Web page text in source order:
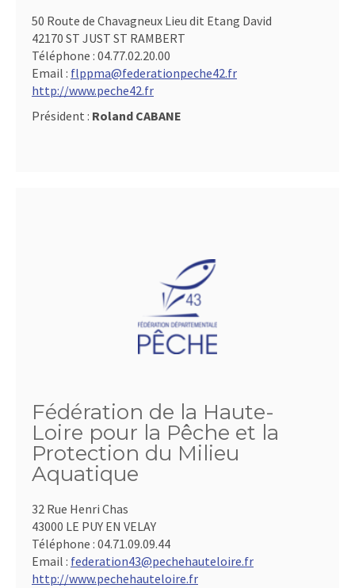
50 Route de Chavagneux Lieu dit Etang David
42170 ST JUST ST RAMBERT
Téléphone : 04.77.02.20.00
Email : flppma@federationpeche42.fr
http://www.peche42.fr
Président : Roland CABANE
Fédération de la Haute-
Loire pour la Pêche et la
Protection du Milieu
Aquatique
32 Rue Henri Chas
43000 LE PUY EN VELAY
Téléphone : 04.71.09.09.44
Email : federation43@pechehauteloire.fr
http://www.pechehauteloire.fr